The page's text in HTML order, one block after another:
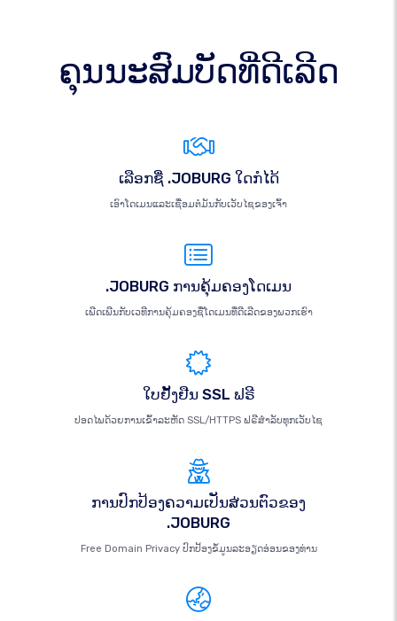
ຄຸນນະສົມບັດທີ່ດີເລີດ
ເລືອກຊື່ .JOBURG ໃດກໍໄດ້
ເອົາໂດເມນແລະເຊື່ອມຕໍ່ມັນກັບເວັບໄຊຂອງເຈົ້າ
.JOBURG ການຄຸ້ມຄອງໂດເມນ
ເພີດເພີນກັບເວທີການຄຸ້ມຄອງຊື່ໂດເມນທີ່ດີເລີດຂອງພວກເຮົາ
ໃບຢັ້ງຢືນ SSL ຟຣີ
ປອດໄພດ້ວຍການເຂົ້າລະຫັດ SSL/HTTPS ຟຣີສຳລັບທຸກເວັບໄຊ
ການປົກປ້ອງຄວາມເປັນສ່ວນຕົວຂອງ
.JOBURG
Free Domain Privacy ປົກປ້ອງຂໍ້ມູນລະອຽດອ່ອນຂອງທ່ານ